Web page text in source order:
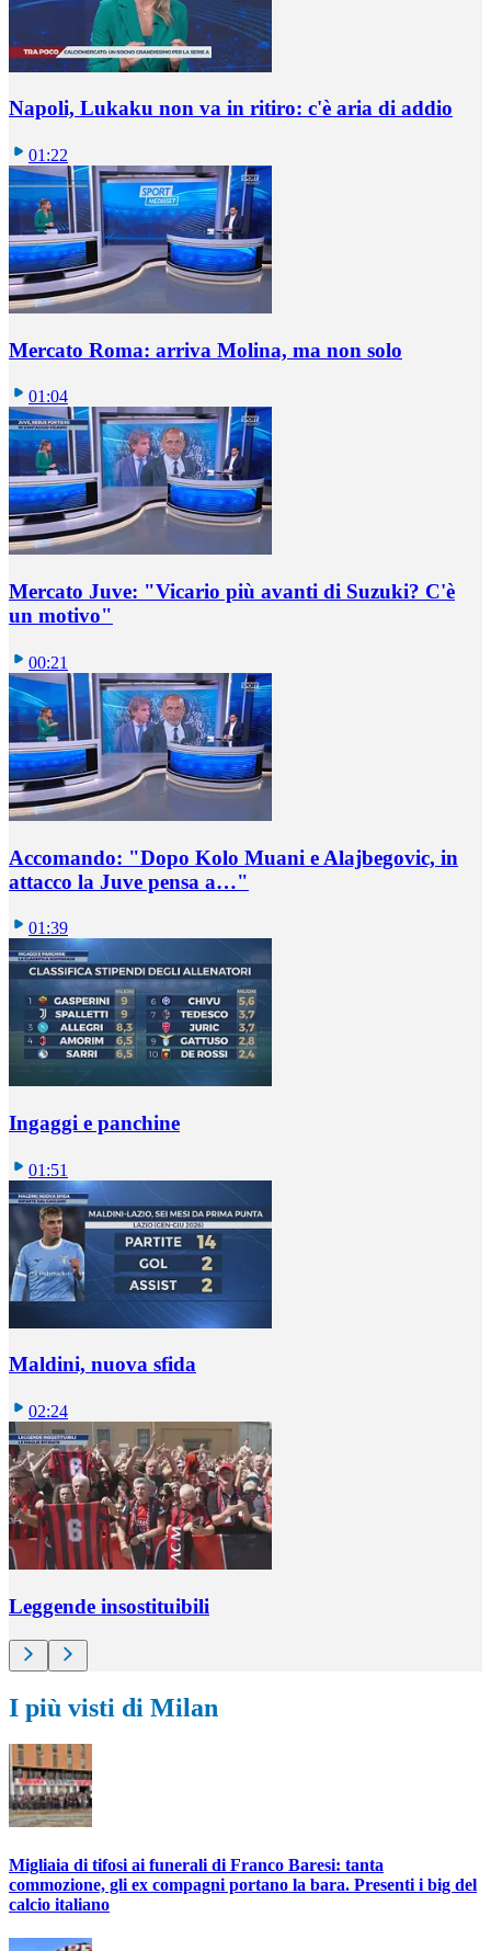
Napoli, Lukaku non va in ritiro: c'è aria di addio
01:22
Mercato Roma: arriva Molina, ma non solo
01:04
Mercato Juve: "Vicario più avanti di Suzuki? C'è
un motivo"
00:21
Accomando: "Dopo Kolo Muani e Alajbegovic, in
attacco la Juve pensa a…"
01:39
Ingaggi e panchine
01:51
Maldini, nuova sfida
02:24
Leggende insostituibili
I più visti di Milan
Migliaia di tifosi ai funerali di Franco Baresi: tanta
commozione, gli ex compagni portano la bara. Presenti i big del
calcio italiano